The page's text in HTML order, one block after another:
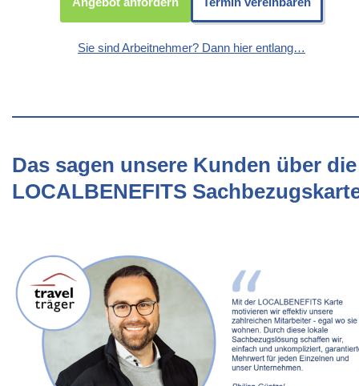
Sie sind Arbeitnehmer? Dann hier entlang…
Das sagen unsere Kunden über die
LOCALBENEFITS